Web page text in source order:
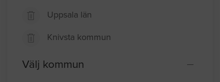
Uppsala län
Knivsta kommun
Välj kommun